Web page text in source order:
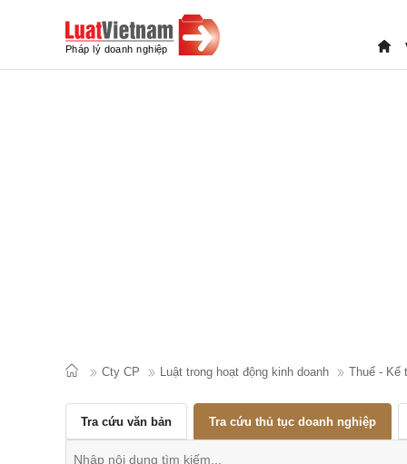
Cty CP Luật trong hoạt động kinh doanh Thuế - Kế
Tra cứu văn bản Tra cứu thủ tục doanh nghiệp